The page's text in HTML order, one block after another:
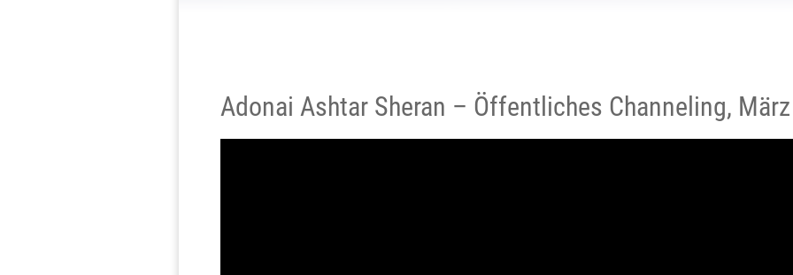
Adonai Ashtar Sheran – Öffentliches Channeling,